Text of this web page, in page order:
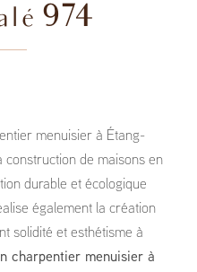
974
menuisier à Étang-
construction de maisons en
durable et écologique
également la création
solidité et esthétisme à
charpentier menuisier à